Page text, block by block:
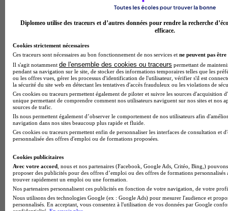
Lycée professionnel Claude Daunot
Bac pro - Accompagnement, soins et services à la personne
Nancy 54000
Le Bac Pro Accompagnement, Soins et Services à la
Personne proposé par le Lycée professionnel Claude Daunot
forme des professionnels polyvalents capables d'intervenir
Diplomeo utilise des traceurs et d’autres données pour rendre la recherche
efficace.
Cookies strictement nécessaires
Ces traceurs sont nécessaires au bon fonctionnement de nos services et ne peuvent pas être
Il s'agit notamment de l'ensemble des cookies ou traceurs permettant de
pendant sa navigation sur le site, de stocker des informations temporaires telles que les
ou les offres vues, gérer les processus d'identification de l'utilisateur, vérifier s'il est
la sécurité du site web en détectant les tentatives d'accès frauduleux ou les violations de
Ces cookies ou traceurs permettent également de piloter et suivre les sources d'acquisition
unique permettant de comprendre comment nos utilisateurs naviguent sur nos sites et nos
sources de trafic.
Ils nous permettent également d’observer le comportement de nos utilisateurs afin
navigation dans nos sites beaucoup plus rapide et fluide.
Ces cookies ou traceurs permettent enfin de personnaliser les interfaces de consultation et
personnalisée des offres d'emploi ou de formations proposées.
Cookies publicitaires
Avec votre accord , nous et nos partenaires (Facebook, Google Ads, Critéo, Bing,)
proposer des publicités pour des offres d’emploi ou des offres de formations
trouver rapidement un emploi ou une formation.
Nos partenaires personnalisent ces publicités en fonction de votre navigation, de votre
Nous utilisons des technologies Google (ex : Google Ads) pour mesurer l'audience et
personnalisés. En acceptant, vous consentez à l'utilisation de vos données par Google